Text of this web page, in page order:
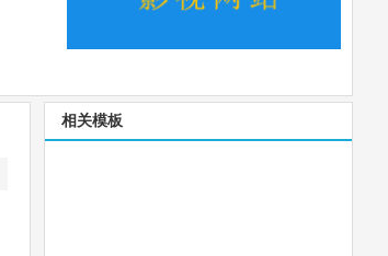
相关模板